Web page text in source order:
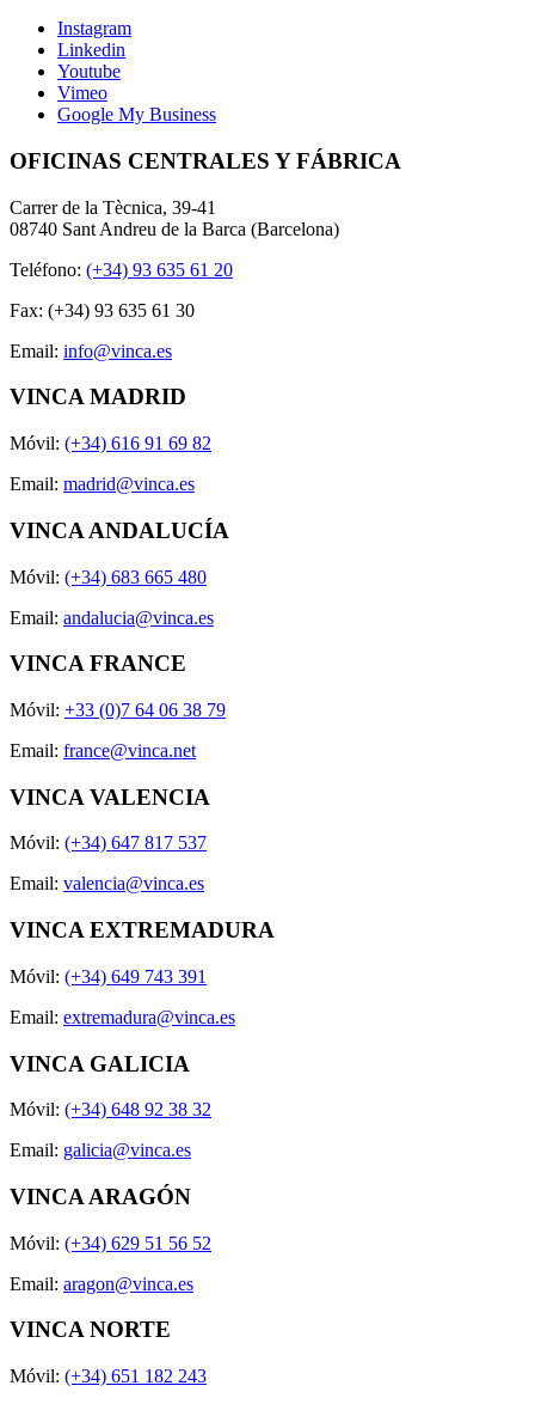
Instagram
Linkedin
Youtube
Vimeo
Google My Business
OFICINAS CENTRALES Y FÁBRICA
Carrer de la Tècnica, 39-41
08740 Sant Andreu de la Barca (Barcelona)
Teléfono: (+34) 93 635 61 20
Fax: (+34) 93 635 61 30
Email: info@vinca.es
VINCA MADRID
Móvil: (+34) 616 91 69 82
Email: madrid@vinca.es
VINCA ANDALUCÍA
Móvil: (+34) 683 665 480
Email: andalucia@vinca.es
VINCA FRANCE
Móvil: +33 (0)7 64 06 38 79
Email: france@vinca.net
VINCA VALENCIA
Móvil: (+34) 647 817 537
Email: valencia@vinca.es
VINCA EXTREMADURA
Móvil: (+34) 649 743 391
Email: extremadura@vinca.es
VINCA GALICIA
Móvil: (+34) 648 92 38 32
Email: galicia@vinca.es
VINCA ARAGÓN
Móvil: (+34) 629 51 56 52
Email: aragon@vinca.es
VINCA NORTE
Móvil: (+34) 651 182 243